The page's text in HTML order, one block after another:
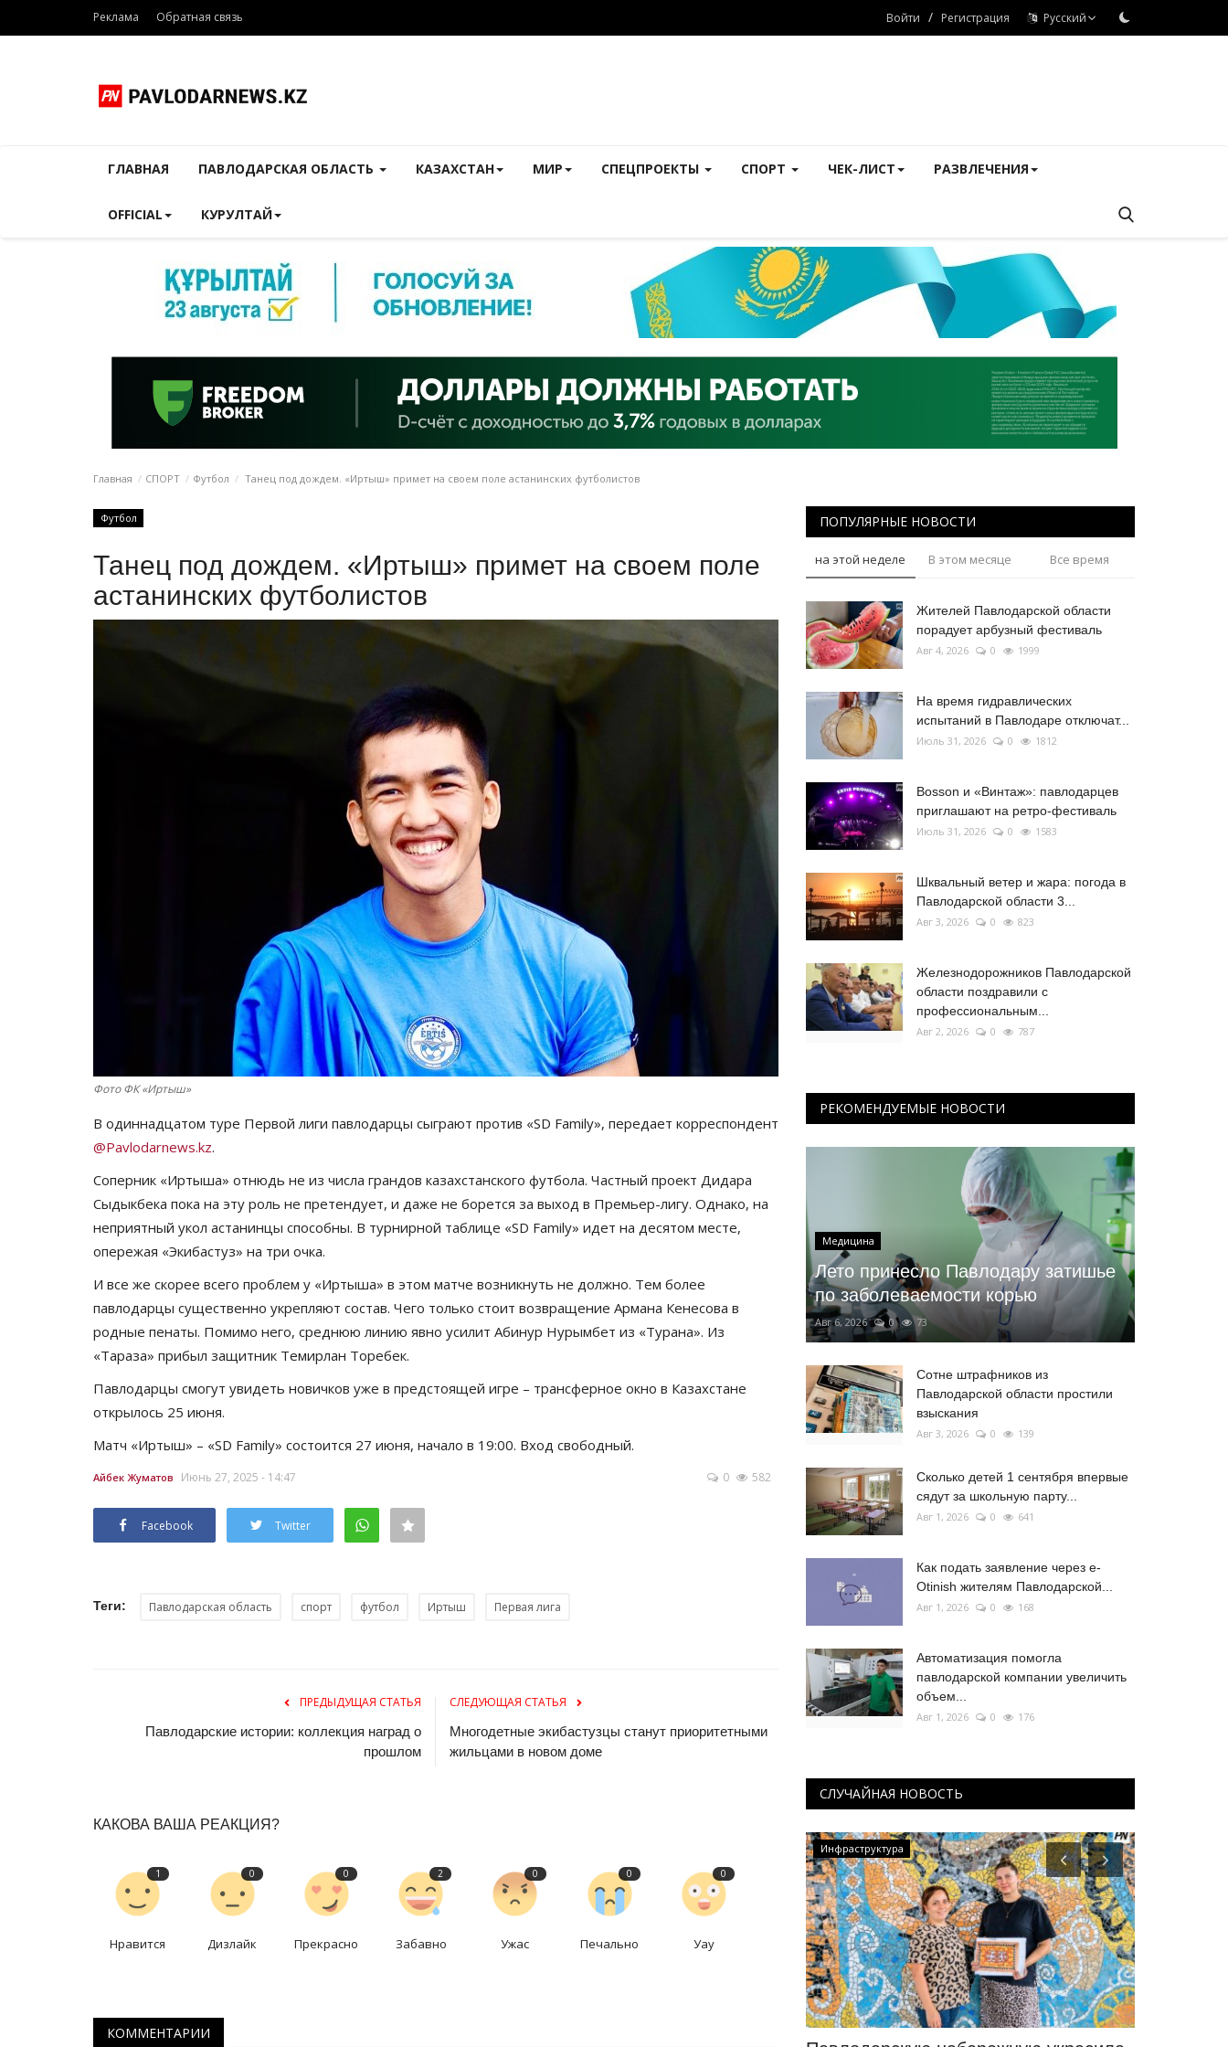
Реклама Обратная связь Войти / Регистрация Русский
ГЛАВНАЯ ПАВЛОДАРСКАЯ ОБЛАСТЬ КАЗАХСТАН МИР СПЕЦПРОЕКТЫ СПОРТ ЧЕК-ЛИСТ РАЗВЛЕЧЕНИЯ
OFFICIAL КУРУЛТАЙ
Главная СПОРТ Футбол Танец под дождем. «Иртыш» примет на своем поле астанинских футболистов
Футбол
Танец под дождем. «Иртыш» примет на своем поле
астанинских футболистов
Фото ФК «Иртыш»
В одиннадцатом туре Первой лиги павлодарцы сыграют против «SD Family», передает корреспондент
@Pavlodarnews.kz.
Соперник «Иртыша» отнюдь не из числа грандов казахстанского футбола. Частный проект Дидара
Сыдыкбека пока на эту роль не претендует, и даже не борется за выход в Премьер-лигу. Однако, на
неприятный укол астанинцы способны. В турнирной таблице «SD Family» идет на десятом месте,
опережая «Экибастуз» на три очка.
И все же скорее всего проблем у «Иртыша» в этом матче возникнуть не должно. Тем более
павлодарцы существенно укрепляют состав. Чего только стоит возвращение Армана Кенесова в
родные пенаты. Помимо него, среднюю линию явно усилит Абинур Нурымбет из «Турана». Из
«Тараза» прибыл защитник Темирлан Торебек.
Павлодарцы смогут увидеть новичков уже в предстоящей игре – трансферное окно в Казахстане
открылось 25 июня.
Матч «Иртыш» – «SD Family» состоится 27 июня, начало в 19:00. Вход свободный.
Айбек Жуматов Июнь 27, 2025 - 14:47 0 582
Facebook Twitter
Теги: Павлодарская область спорт футбол Иртыш Первая лига
ПРЕДЫДУЩАЯ СТАТЬЯ
Павлодарские истории: коллекция наград о
прошлом
СЛЕДУЮЩАЯ СТАТЬЯ
Многодетные экибастузцы станут приоритетными
жильцами в новом доме
КАКОВА ВАША РЕАКЦИЯ?
1
Нравится
0
Дизлайк
0
Прекрасно
2
Забавно
0
Ужас
0
Печально
0
Уау
КОММЕНТАРИИ
ПОПУЛЯРНЫЕ НОВОСТИ
на этой неделе В этом месяце Все время
Жителей Павлодарской области
порадует арбузный фестиваль
Авг 4, 2026 0 1999
На время гидравлических
испытаний в Павлодаре отключат...
Июль 31, 2026 0 1812
Bosson и «Винтаж»: павлодарцев
приглашают на ретро-фестиваль
Июль 31, 2026 0 1583
Шквальный ветер и жара: погода в
Павлодарской области 3...
Авг 3, 2026 0 823
Железнодорожников Павлодарской
области поздравили с
профессиональным...
Авг 2, 2026 0 787
РЕКОМЕНДУЕМЫЕ НОВОСТИ
Медицина
Лето принесло Павлодару затишье
по заболеваемости корью
Авг 6, 2026 0 73
Сотне штрафников из
Павлодарской области простили
взыскания
Авг 3, 2026 0 139
Сколько детей 1 сентября впервые
сядут за школьную парту...
Авг 1, 2026 0 641
Как подать заявление через e-
Otinish жителям Павлодарской...
Авг 1, 2026 0 168
Автоматизация помогла
павлодарской компании увеличить
объем...
Авг 1, 2026 0 176
СЛУЧАЙНАЯ НОВОСТЬ
Инфраструктура